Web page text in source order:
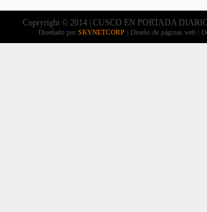
Copryright © 2014 | CUSCO EN PORTADA
Diseñado por SKYNETCORP | Diseño de páginas web |